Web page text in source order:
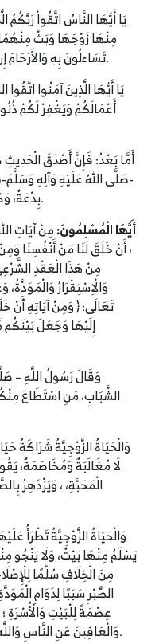
مِنْهَا زَوْجَهَا وَبَثَّ مِنْهُمَا
تَسَاءلُونَ بِهِ وَالأَرْحَامَ إِنَّ اللهَ كَانَ عَلَيْكُمْ رَقِيبًا ﴾ [النساء: 1].
أَعْمَالَكُمْ وَيَغْفِرْ لَكُمْ
أَمَّا بَعْدُ: فَإِنَّ أَصْدَقَ
-صَلَّى اللهُ عَلَيْهِ وَآلِهِ
بِدْعَةٌ، وَكُلَّ بِدْعَةٍ ضَلالَةٌ، وَكُلَّ ضَلالَةٍ فِي النَّارِ.
أَيُّهَا الْمُسْلِمُونَ:مِنْ آيَاتِ
، أَنْ خَلَقَ لَنَا مَنْ أَنْفُسِنَا
مِنْ هَذَا الْعَقْدِ
وَالْاِسْتِقْرَارُ وَالْمَوَدَّةُ،
تَعَالَى: ﴿ وَمِنْ آيَاتِهِ
إِلَيْهَا وَجَعَلَ
وَقَالَ رَسُولُ اللَّهِ –
الشَّبَابِ، مَنِ اسْتَطَاعَ
وَالْحَيَاةُ الزَّوْجِيَّةُ شَرَاكَةُ
لَا مُغَالَبَةٌ وَمُخَاصَمَةٌ،
الْمَحَبَّةِ، ، وَيَزْدَهِرُ
وَالْحَيَاةُ الزَّوْجِيَّةُ تَطْرَأُ
يَسْلَمُ مِنْهَا بَيْتٌ، وَلَا يَنْجُو
مِنَ الْخِلَافِ سُلَّمًا
الصَّبْرِ سَبَبًا لِدَوَامِ
عِصْمَةً لِلْبَيْتِ وَالْأُسْرَةِ
وَالْعَافِينَ عَنِ النَّاسِ وَاللَّهُ يُحِبُّ الْمُحْسِنِينَ﴾ [آل عمران: 134].